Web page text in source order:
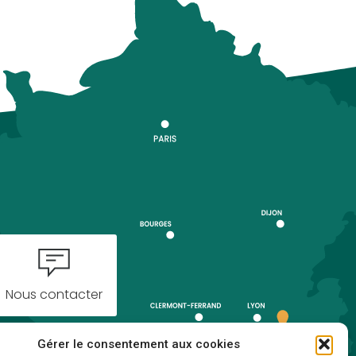
Gérer le consentement aux cookies
Nous contacter